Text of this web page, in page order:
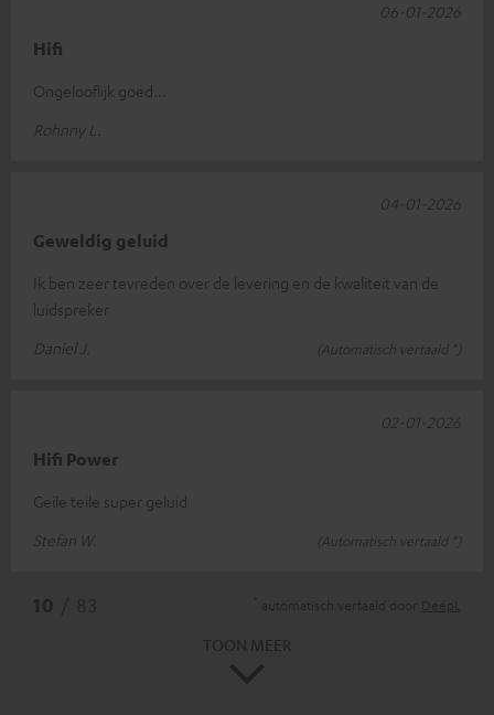
Hifi
Ongelooflijk goed...
Rohnny L.
06-01-2026
Geweldig geluid
Ik ben zeer tevreden over de levering en de kwaliteit van de
luidspreker
Daniel J.
(Automatisch vertaald *)
04-01-2026
Hifi Power
Geile teile super geluid
Stefan W.
(Automatisch vertaald *)
02-01-2026